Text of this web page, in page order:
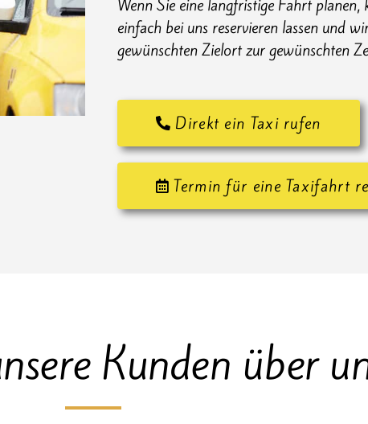
Wenn Sie eine langfristige Fahrt
einfach bei uns reservieren lassen und
gewünschten Zielort zur gewünschten
Direkt ein Taxi rufen
Termin für eine Taxifahrt
Kunden über